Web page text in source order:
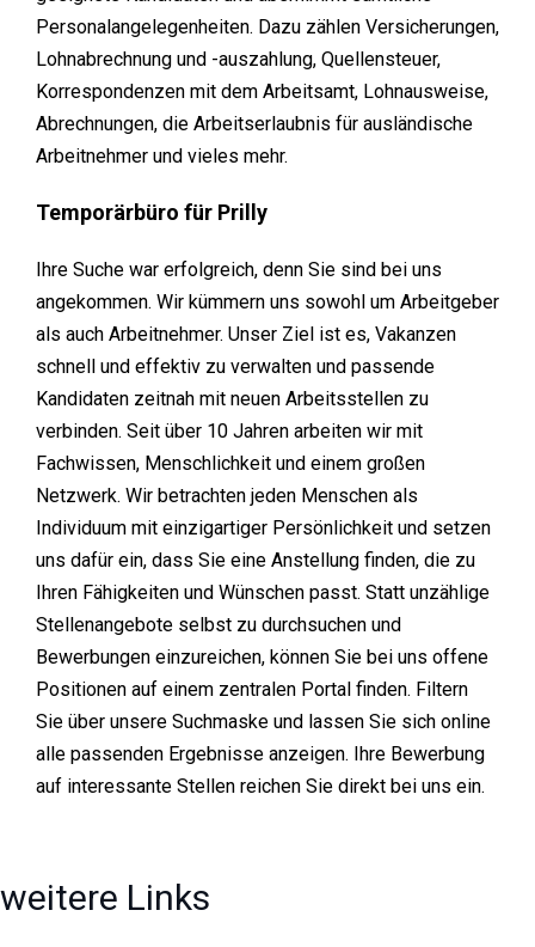
Personalangelegenheiten. Dazu zählen Versicherungen,
Lohnabrechnung und -auszahlung, Quellensteuer,
Korrespondenzen mit dem Arbeitsamt, Lohnausweise,
Abrechnungen, die Arbeitserlaubnis für ausländische
Arbeitnehmer und vieles mehr.
Temporärbüro für Prilly
Ihre Suche war erfolgreich, denn Sie sind bei uns
angekommen. Wir kümmern uns sowohl um Arbeitgeber
als auch Arbeitnehmer. Unser Ziel ist es, Vakanzen
schnell und effektiv zu verwalten und passende
Kandidaten zeitnah mit neuen Arbeitsstellen zu
verbinden. Seit über 10 Jahren arbeiten wir mit
Fachwissen, Menschlichkeit und einem großen
Netzwerk. Wir betrachten jeden Menschen als
Individuum mit einzigartiger Persönlichkeit und setzen
uns dafür ein, dass Sie eine Anstellung finden, die zu
Ihren Fähigkeiten und Wünschen passt. Statt unzählige
Stellenangebote selbst zu durchsuchen und
Bewerbungen einzureichen, können Sie bei uns offene
Positionen auf einem zentralen Portal finden. Filtern
Sie über unsere Suchmaske und lassen Sie sich online
alle passenden Ergebnisse anzeigen. Ihre Bewerbung
auf interessante Stellen reichen Sie direkt bei uns ein.
weitere Links